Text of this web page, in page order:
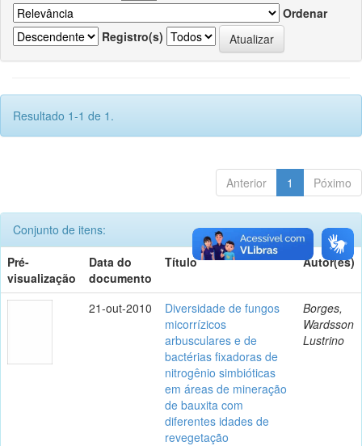
Ordenar
Registro(s)
Resultado 1-1 de 1.
Anterior 1 Póximo
Conjunto de itens:
Pré-
visualização
Data do
documento
Título Autor(es)
21-out-2010
Diversidade de fungos
micorrízicos
arbusculares e de
bactérias fixadoras de
nitrogênio simbióticas
em áreas de mineração
de bauxita com
diferentes idades de
revegetação
Borges,
Wardsson
Lustrino